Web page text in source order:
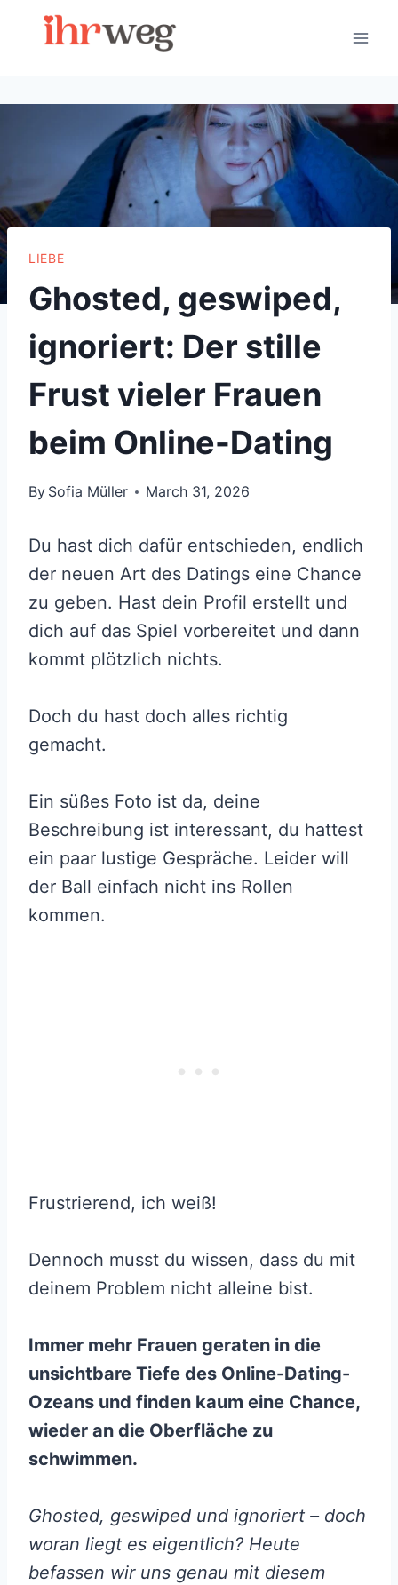
LIEBE
Ghosted, geswiped,
ignoriert: Der stille
Frust vieler Frauen
beim Online-Dating
By Sofia Müller March 31, 2026
Du hast dich dafür entschieden, endlich
der neuen Art des Datings eine Chance
zu geben. Hast dein Profil erstellt und
dich auf das Spiel vorbereitet und dann
kommt plötzlich nichts.
Doch du hast doch alles richtig
gemacht.
Ein süßes Foto ist da, deine
Beschreibung ist interessant, du hattest
ein paar lustige Gespräche. Leider will
der Ball einfach nicht ins Rollen
kommen.
Frustrierend, ich weiß!
Dennoch musst du wissen, dass du mit
deinem Problem nicht alleine bist.
Immer mehr Frauen geraten in die
unsichtbare Tiefe des Online-Dating-
Ozeans und finden kaum eine Chance,
wieder an die Oberfläche zu
schwimmen.
Ghosted, geswiped und ignoriert – doch
woran liegt es eigentlich? Heute
befassen wir uns genau mit diesem